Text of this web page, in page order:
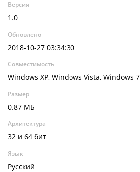
Версия
1.0
Обновлено
2018-10-27 03:34:30
Совместимость
Windows XP, Windows Vista, Windows 7
Размер
0.87 МБ
Архитектура
32 и 64 бит
Язык
Русский